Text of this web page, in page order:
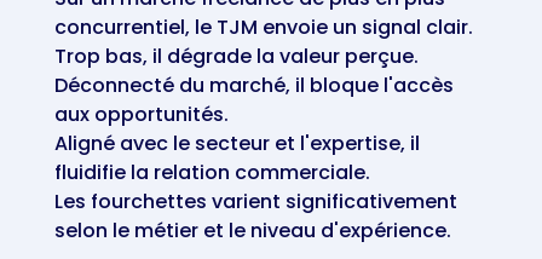
concurrentiel, le TJM envoie un signal clair.
Trop bas, il dégrade la valeur perçue.
Déconnecté du marché, il bloque l'accès
aux opportunités.
Aligné avec le secteur et l'expertise, il
fluidifie la relation commerciale.
Les fourchettes varient significativement
selon le métier et le niveau d'expérience.